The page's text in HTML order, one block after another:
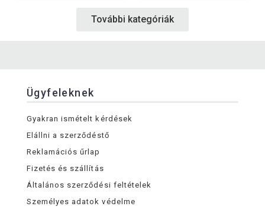
További kategóriák
Ügyfeleknek
Gyakran ismételt kérdések
Elállni a szerződéstő
Reklamációs űrlap
Fizetés és szállítás
Általános szerződési feltételek
Személyes adatok védelme